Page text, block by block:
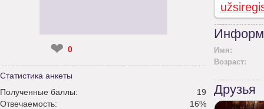
❤ 0
Статистика анкеты
Полученные баллы:
19
Отвечаемость:
16%
Имя:
Возраст:
Друзья